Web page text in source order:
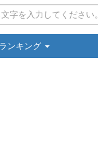
ンキング